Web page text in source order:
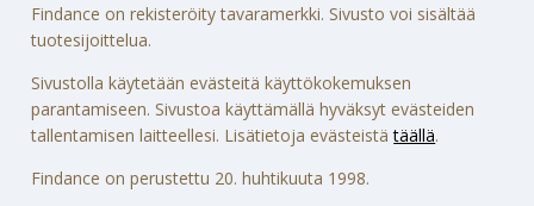
Findance on rekisteröity tavaramerkki. Sivusto voi sisältää
tuotesijoittelua.
Sivustolla käytetään evästeitä käyttökokemuksen
parantamiseen. Sivustoa käyttämällä hyväksyt evästeiden
tallentamisen laitteellesi. Lisätietoja evästeistätäällä.
Findance on perustettu 20. huhtikuuta 1998.